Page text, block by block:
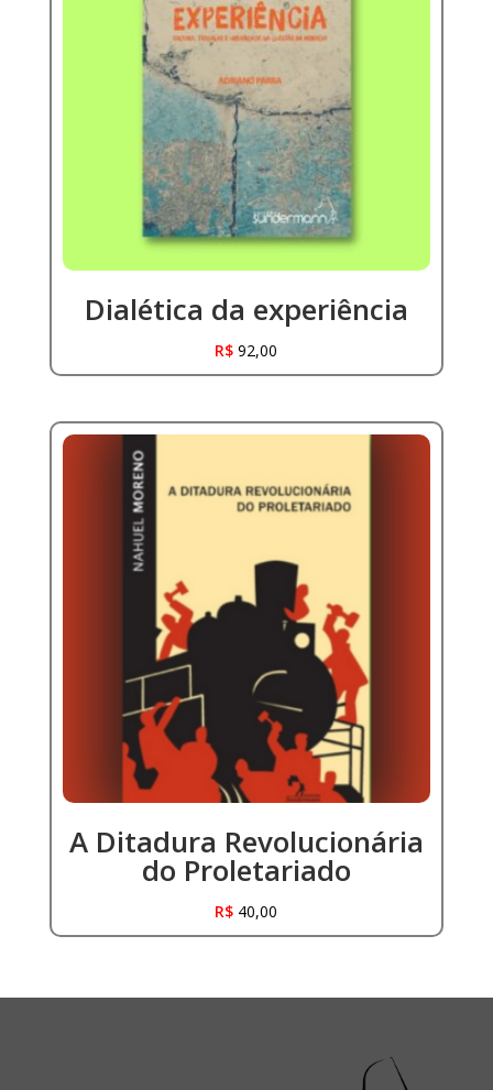
Dialética da experiência
R$ 92,00
A Ditadura Revolucionária
do Proletariado
R$ 40,00